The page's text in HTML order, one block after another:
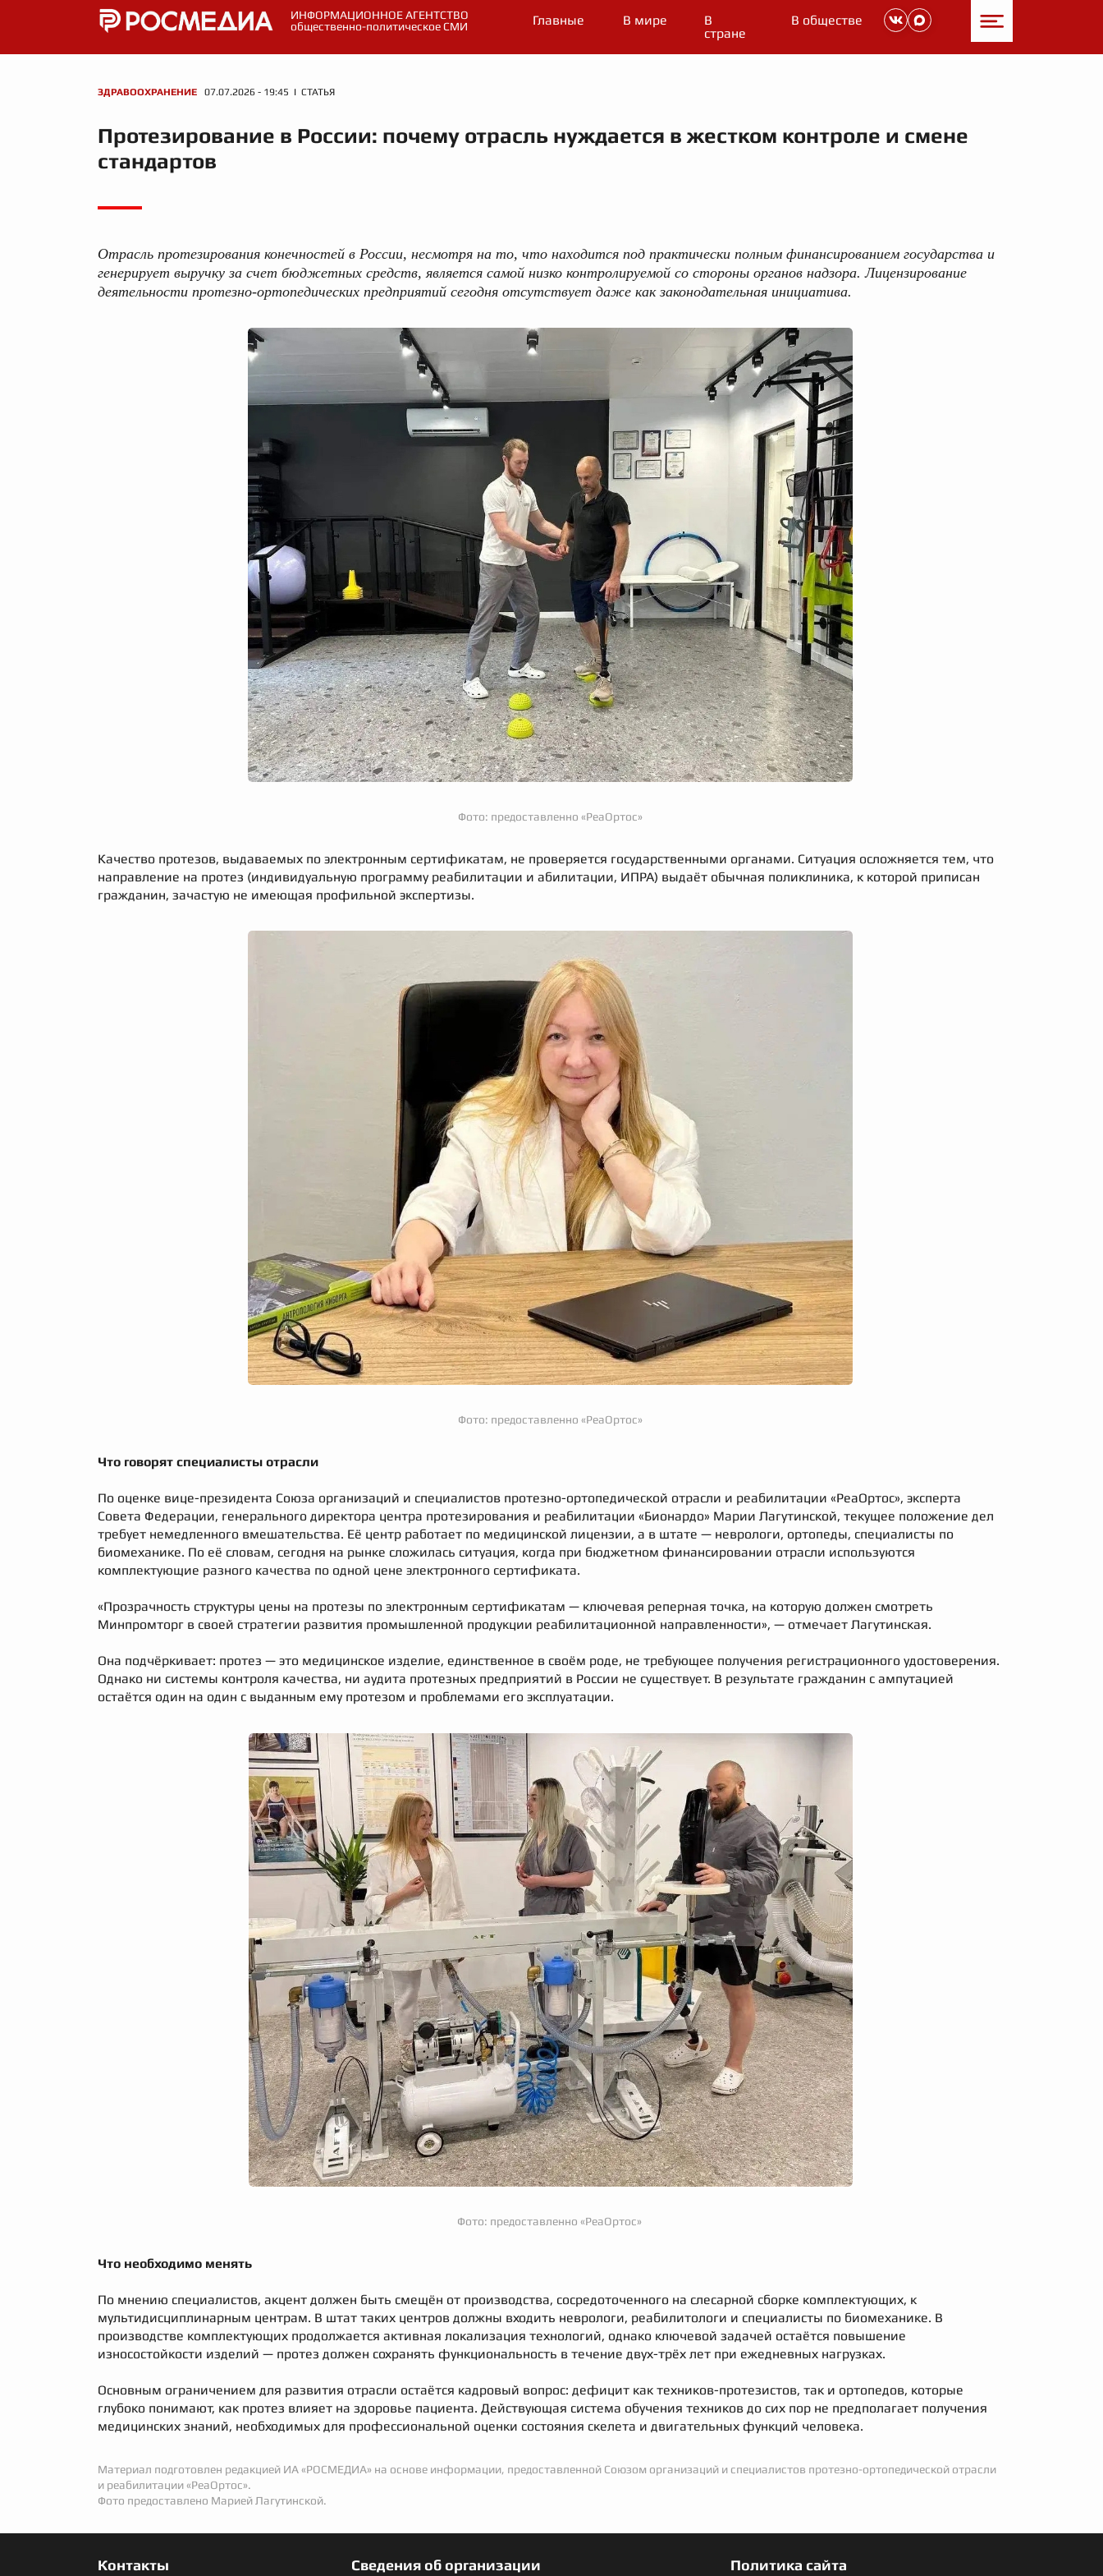
ИНФОРМАЦИОННОЕ АГЕНТСТВО
общественно-политическое СМИ
Главные В мире
В
стране
В обществе
ЗДРАВООХРАНЕНИЕ 07.07.2026 - 19:45 I СТАТЬЯ
Протезирование в России: почему отрасль нуждается в жестком контроле и смене
стандартов
Отрасль протезирования конечностей в России, несмотря на то, что находится под практически полным финансированием государства и
генерирует выручку за счет бюджетных средств, является самой низко контролируемой со стороны органов надзора. Лицензирование
деятельности протезно-ортопедических предприятий сегодня отсутствует даже как законодательная инициатива.
Фото: предоставленно «РеаОртос»
Качество протезов, выдаваемых по электронным сертификатам, не проверяется государственными органами. Ситуация осложняется тем, что
направление на протез (индивидуальную программу реабилитации и абилитации, ИПРА) выдаёт обычная поликлиника, к которой приписан
гражданин, зачастую не имеющая профильной экспертизы.
Фото: предоставленно «РеаОртос»
Что говорят специалисты отрасли
По оценке вице-президента Союза организаций и специалистов протезно-ортопедической отрасли и реабилитации «РеаОртос», эксперта
Совета Федерации, генерального директора центра протезирования и реабилитации «Бионардо» Марии Лагутинской, текущее положение дел
требует немедленного вмешательства. Её центр работает по медицинской лицензии, а в штате — неврологи, ортопеды, специалисты по
биомеханике. По её словам, сегодня на рынке сложилась ситуация, когда при бюджетном финансировании отрасли используются
комплектующие разного качества по одной цене электронного сертификата.
«Прозрачность структуры цены на протезы по электронным сертификатам — ключевая реперная точка, на которую должен смотреть
Минпромторг в своей стратегии развития промышленной продукции реабилитационной направленности», — отмечает Лагутинская.
Она подчёркивает: протез — это медицинское изделие, единственное в своём роде, не требующее получения регистрационного удостоверения.
Однако ни системы контроля качества, ни аудита протезных предприятий в России не существует. В результате гражданин с ампутацией
остаётся один на один с выданным ему протезом и проблемами его эксплуатации.
Фото: предоставленно «РеаОртос»
Что необходимо менять
По мнению специалистов, акцент должен быть смещён от производства, сосредоточенного на слесарной сборке комплектующих, к
мультидисциплинарным центрам. В штат таких центров должны входить неврологи, реабилитологи и специалисты по биомеханике. В
производстве комплектующих продолжается активная локализация технологий, однако ключевой задачей остаётся повышение
износостойкости изделий — протез должен сохранять функциональность в течение двух-трёх лет при ежедневных нагрузках.
Основным ограничением для развития отрасли остаётся кадровый вопрос: дефицит как техников-протезистов, так и ортопедов, которые
глубоко понимают, как протез влияет на здоровье пациента. Действующая система обучения техников до сих пор не предполагает получения
медицинских знаний, необходимых для профессиональной оценки состояния скелета и двигательных функций человека.
Материал подготовлен редакцией ИА «РОСМЕДИА» на основе информации, предоставленной Союзом организаций и специалистов протезно-ортопедической отрасли
и реабилитации «РеаОртос».
Фото предоставлено Марией Лагутинской.
Контакты Сведения об организации Политика сайта